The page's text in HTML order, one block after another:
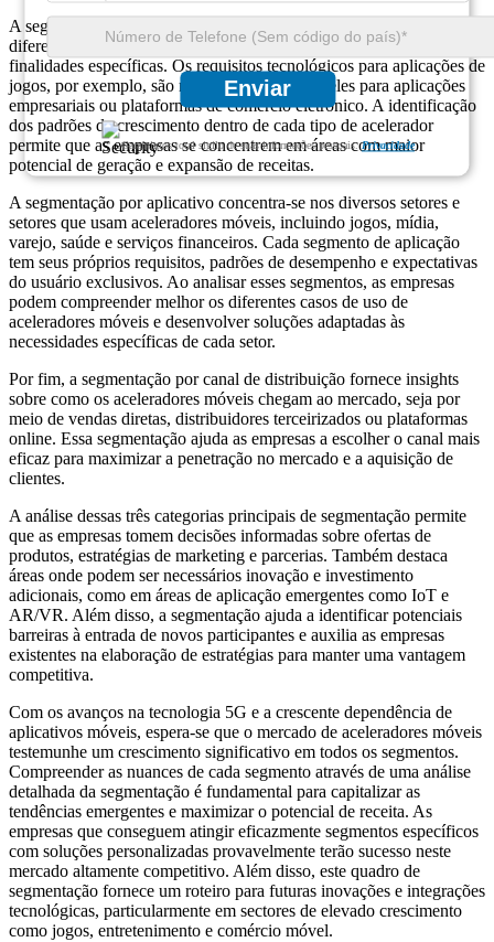
Enviar
Garantimos total sigilo de suas informações pessoais.Privacidade
A segmentação por tipo é essencial, pois divide o mercado em
diferentes tipos de aceleradores móveis, cada um projetado para
finalidades específicas. Os requisitos tecnológicos para aplicações de
jogos, por exemplo, são muito diferentes daqueles para aplicações
empresariais ou plataformas de comércio eletrónico. A identificação
dos padrões de crescimento dentro de cada tipo de acelerador
permite que as empresas se concentrem em áreas com maior
potencial de geração e expansão de receitas.
A segmentação por aplicativo concentra-se nos diversos setores e
setores que usam aceleradores móveis, incluindo jogos, mídia,
varejo, saúde e serviços financeiros. Cada segmento de aplicação
tem seus próprios requisitos, padrões de desempenho e expectativas
do usuário exclusivos. Ao analisar esses segmentos, as empresas
podem compreender melhor os diferentes casos de uso de
aceleradores móveis e desenvolver soluções adaptadas às
necessidades específicas de cada setor.
Por fim, a segmentação por canal de distribuição fornece insights
sobre como os aceleradores móveis chegam ao mercado, seja por
meio de vendas diretas, distribuidores terceirizados ou plataformas
online. Essa segmentação ajuda as empresas a escolher o canal mais
eficaz para maximizar a penetração no mercado e a aquisição de
clientes.
A análise dessas três categorias principais de segmentação permite
que as empresas tomem decisões informadas sobre ofertas de
produtos, estratégias de marketing e parcerias. Também destaca
áreas onde podem ser necessários inovação e investimento
adicionais, como em áreas de aplicação emergentes como IoT e
AR/VR. Além disso, a segmentação ajuda a identificar potenciais
barreiras à entrada de novos participantes e auxilia as empresas
existentes na elaboração de estratégias para manter uma vantagem
competitiva.
Com os avanços na tecnologia 5G e a crescente dependência de
aplicativos móveis, espera-se que o mercado de aceleradores móveis
testemunhe um crescimento significativo em todos os segmentos.
Compreender as nuances de cada segmento através de uma análise
detalhada da segmentação é fundamental para capitalizar as
tendências emergentes e maximizar o potencial de receita. As
empresas que conseguem atingir eficazmente segmentos específicos
com soluções personalizadas provavelmente terão sucesso neste
mercado altamente competitivo. Além disso, este quadro de
segmentação fornece um roteiro para futuras inovações e integrações
tecnológicas, particularmente em sectores de elevado crescimento
como jogos, entretenimento e comércio móvel.